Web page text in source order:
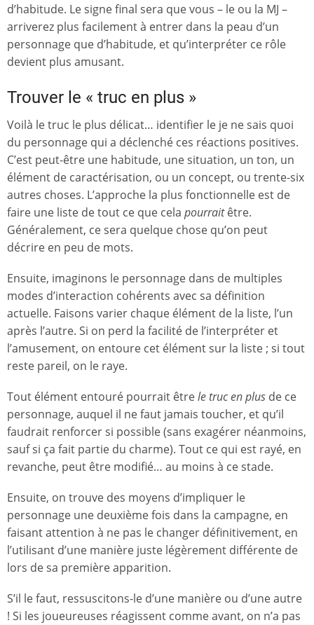
d’habitude. Le signe final sera que vous – le ou la MJ –
arriverez plus facilement à entrer dans la peau d’un
personnage que d’habitude, et qu’interpréter ce rôle
devient plus amusant.
Trouver le « truc en plus »
Voilà le truc le plus délicat… identifier le je ne sais quoi
du personnage qui a déclenché ces réactions positives.
C’est peut-être une habitude, une situation, un ton, un
élément de caractérisation, ou un concept, ou trente-six
autres choses. L’approche la plus fonctionnelle est de
faire une liste de tout ce que cela pourraitêtre.
Généralement, ce sera quelque chose qu’on peut
décrire en peu de mots.
Ensuite, imaginons le personnage dans de multiples
modes d’interaction cohérents avec sa définition
actuelle. Faisons varier chaque élément de la liste, l’un
après l’autre. Si on perd la facilité de l’interpréter et
l’amusement, on entoure cet élément sur la liste ; si tout
reste pareil, on le raye.
Tout élément entouré pourrait êtrele truc en plus de ce
personnage, auquel il ne faut jamais toucher, et qu’il
faudrait renforcer si possible (sans exagérer néanmoins,
sauf si ça fait partie du charme). Tout ce qui est rayé, en
revanche, peut être modifié… au moins à ce stade.
Ensuite, on trouve des moyens d’impliquer le
personnage une deuxième fois dans la campagne, en
faisant attention à ne pas le changer définitivement, en
l’utilisant d’une manière juste légèrement différente de
lors de sa première apparition.
S’il le faut, ressuscitons-le d’une manière ou d’une autre
! Si les joueureuses réagissent comme avant, on n’a pas